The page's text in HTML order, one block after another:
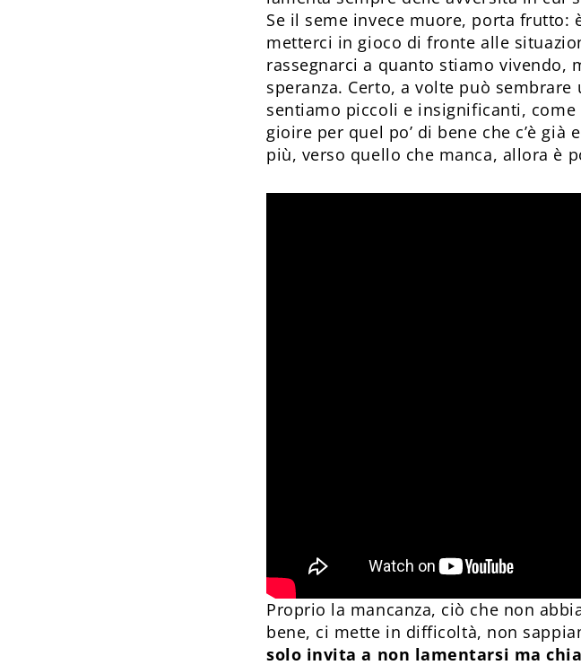
Se il seme invece muore, porta
metterci in gioco di fronte alle
rassegnarci a quanto stiamo vivendo,
speranza. Certo, a volte può
sentiamo piccoli e insignificanti,
gioire per quel po’ di bene che c’è
più, verso quello che manca, allora è
Proprio la mancanza, ciò che non
bene, ci mette in difficoltà, non
solo invita a non lamentarsi ma